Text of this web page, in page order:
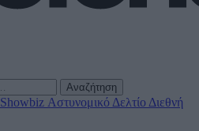
Αναζήτηση
Showbiz Αστυνομικό Δελτίο Διεθνή